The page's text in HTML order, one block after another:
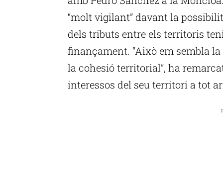
“molt vigilant” davant la
dels tributs entre els territoris
finançament. “Això em sembla
la cohesió territorial”, ha
interessos del seu territori a tot